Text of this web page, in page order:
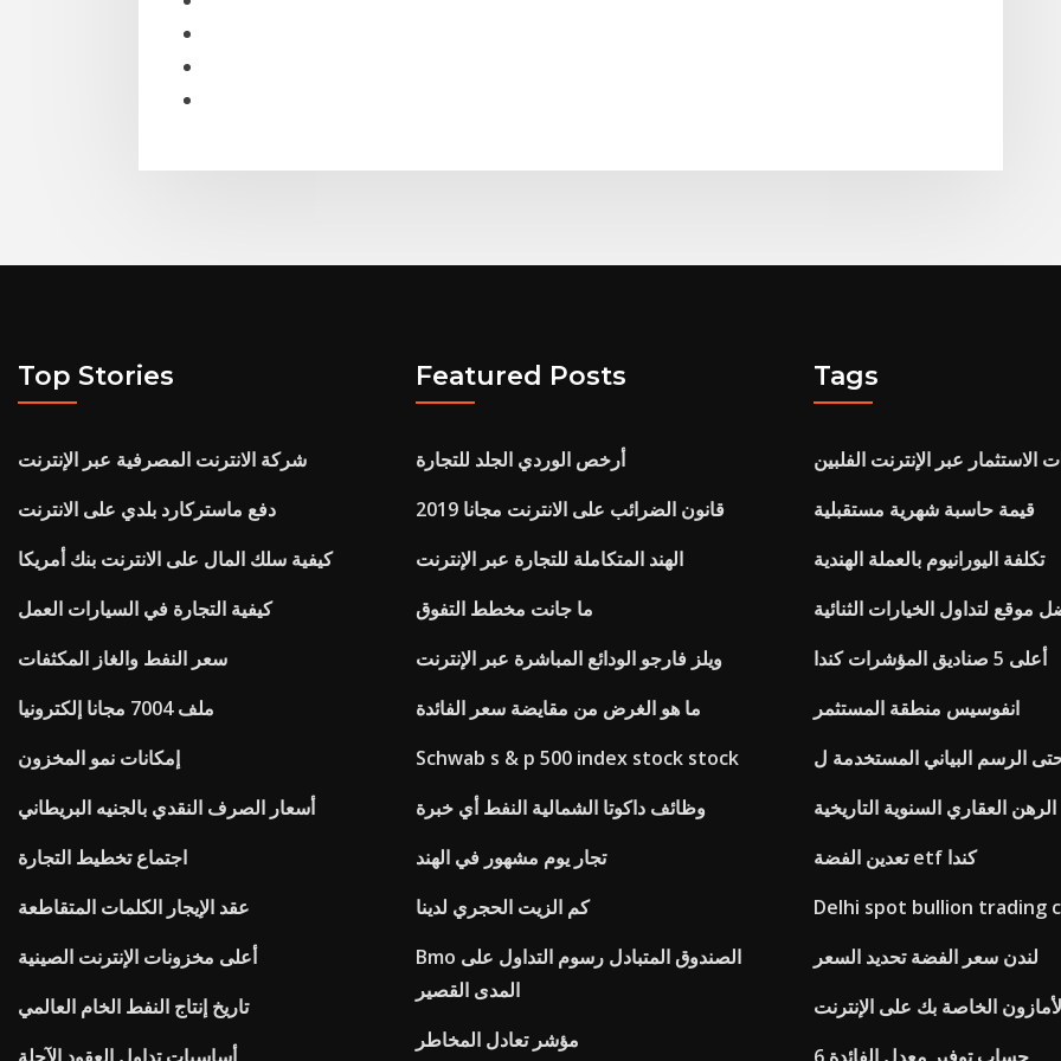
Top Stories
شركة الانترنت المصرفية عبر الإنترنت
دفع ماستركارد بلدي على الانترنت
كيفية سلك المال على الانترنت بنك أمريكا
كيفية التجارة في السيارات العمل
سعر النفط والغاز المكثفات
ملف 7004 مجانا إلكترونيا
إمكانات نمو المخزون
أسعار الصرف النقدي بالجنيه البريطاني
اجتماع تخطيط التجارة
عقد الإيجار الكلمات المتقاطعة
أعلى مخزونات الإنترنت الصينية
تاريخ إنتاج النفط الخام العالمي
Featured Posts
أرخص الوردي الجلد للتجارة
قانون الضرائب على الانترنت مجانا 2019
الهند المتكاملة للتجارة عبر الإنترنت
ما جانت مخطط التفوق
ويلز فارجو الودائع المباشرة عبر الإنترنت
ما هو الغرض من مقايضة سعر الفائدة
Schwab s & p 500 index stock stock
وظائف داكوتا الشمالية النفط أي خبرة
تجار يوم مشهور في الهند
كم الزيت الحجري لدينا
Bmo الصندوق المتبادل رسوم التداول على
المدى القصير
مؤشر تعادل المخاطر
Tags
الاستثمار عبر الإنترنت الفلبين
قيمة حاسبة شهرية مستقبلية
تكلفة اليورانيوم بالعملة الهندية
موقع لتداول الخيارات الثنائية
أعلى 5 صناديق المؤشرات كندا
انفوسيس منطقة المستثمر
الرسم البياني المستخدمة ل
العقاري السنوية التاريخية
تعدين الفضة etf كندا
Delhi spot bullion trading
لندن سعر الفضة تحديد السعر
الخاصة بك على الإنترنت